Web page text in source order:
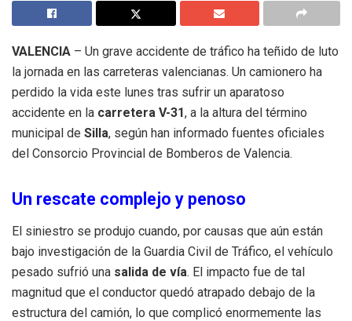
VALENCIA – Un grave accidente de tráfico ha teñido de luto
la jornada en las carreteras valencianas. Un camionero ha
perdido la vida este lunes tras sufrir un aparatoso
accidente en la carretera V-31, a la altura del término
municipal de Silla, según han informado fuentes oficiales
del Consorcio Provincial de Bomberos de Valencia.
Un rescate complejo y penoso
El siniestro se produjo cuando, por causas que aún están
bajo investigación de la Guardia Civil de Tráfico, el vehículo
pesado sufrió una salida de vía. El impacto fue de tal
magnitud que el conductor quedó atrapado debajo de la
estructura del camión, lo que complicó enormemente las